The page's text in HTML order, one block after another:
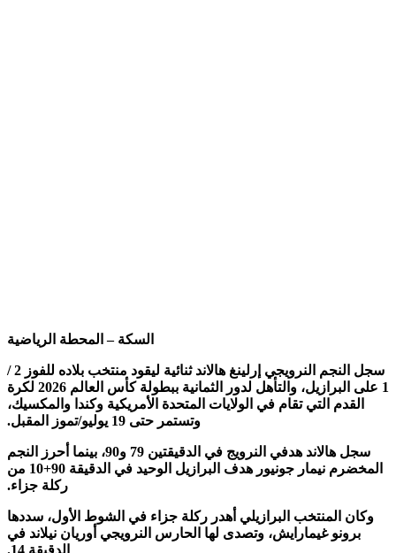
السكة – المحطة الرياضية
سجل النجم النرويجي إرلينغ هالاند ثنائية ليقود منتخب بلاده للفوز 2 /
1 على البرازيل، والتأهل لدور الثمانية ببطولة كأس العالم 2026 لكرة
التي تقام في الولايات المتحدة الأمريكية وكندا والمكسيك،
وتستمر حتى 19 يوليو/تموز المقبل.
سجل هالاند هدفي النرويج في الدقيقتين 79 و90، بينما أحرز النجم
المخضرم نيمار جونيور هدف البرازيل الوحيد في الدقيقة 90+10 من
ركلة جزاء.
المنتخب البرازيلي أهدر ركلة جزاء في الشوط الأول، سددها
غيمارايش، وتصدى لها الحارس النرويجي أوريان نيلاند في